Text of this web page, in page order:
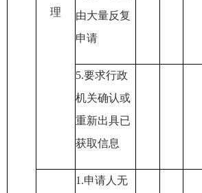
理
由大量反复
申请
5.要求行政
机关确认或
重新出具已
获取信息
1.申请人无